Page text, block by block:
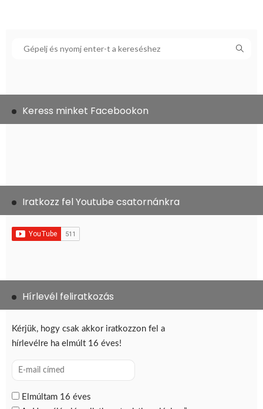
Keress minket Facebookon
Iratkozz fel Youtube csatornánkra
Hírlevél feliratkozás